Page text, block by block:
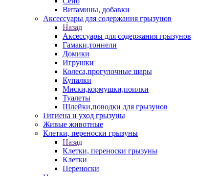
Витамины, добавки
Аксессуары для содержания грызунов
Назад
Аксессуары для содержания грызунов
Гамаки,тоннели
Домики
Игрушки
Колеса,прогулочные шары
Купалки
Миски,кормушки,поилки
Туалеты
Шлейки,поводки для грызунов
Гигиена и уход грызуны
Живые животные
Клетки, переноски грызуны
Назад
Клетки, переноски грызуны
Клетки
Переноски